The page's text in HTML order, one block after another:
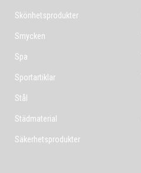
Skönhetsprodukter
Smycken
Spa
Sportartiklar
Stål
Städmaterial
Säkerhetsprodukter